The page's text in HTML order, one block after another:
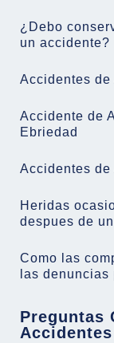
¿Debo
un accidente?
Accidentes
Accidente de
Ebriedad
Accidentes de
Heridas
despues de
Como las
las
Preguntas
Accidentes